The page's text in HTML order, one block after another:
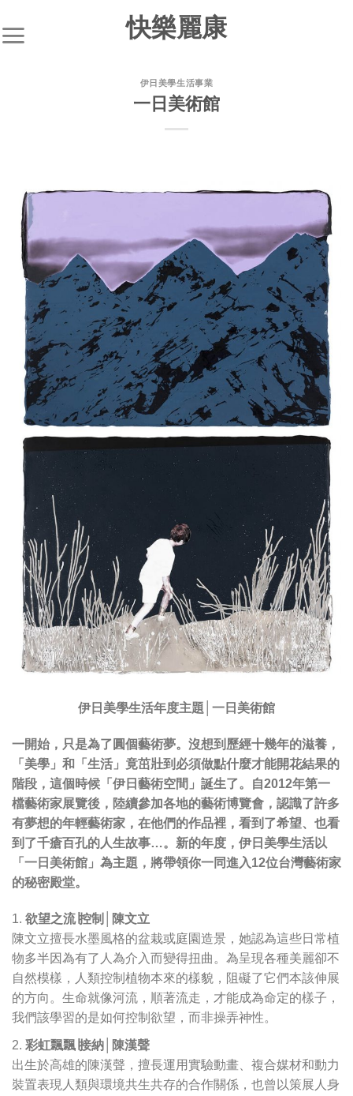
快樂麗康
伊日美學生活事業
一日美術館
伊日美學生活年度主題│一日美術館
一開始，只是為了圓個藝術夢。沒想到歷經十幾年的滋養，
「美學」和「生活」竟茁壯到必須做點什麼才能開花結果的
階段，這個時候「伊日藝術空間」誕生了。自2012年第一
檔藝術家展覽後，陸續參加各地的藝術博覽會，認識了許多
有夢想的年輕藝術家，在他們的作品裡，看到了希望、也看
到了千瘡百孔的人生故事…。新的年度，伊日美學生活以
「一日美術館」為主題，將帶領你一同進入12位台灣藝術家
的秘密殿堂。
欲望之流∣控制│陳文立
陳文立擅長水墨風格的盆栽或庭園造景，她認為這些日常植
物多半因為有了人為介入而變得扭曲。為呈現各種美麗卻不
自然模樣，人類控制植物本來的樣貌，阻礙了它們本該伸展
的方向。生命就像河流，順著流走，才能成為命定的樣子，
我們該學習的是如何控制欲望，而非操弄神性。
彩虹飄飄∣接納│陳漢聲
出生於高雄的陳漢聲，擅長運用實驗動畫、複合媒材和動力
裝置表現人類與環境共生共存的合作關係，也曾以策展人身